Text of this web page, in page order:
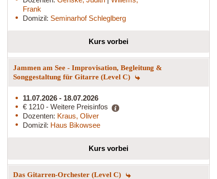
Frank
Domizil: Seminarhof Schleglberg
Kurs vorbei
Jammen am See - Improvisation, Begleitung &
Songgestaltung für Gitarre (Level C)
11.07.2026 - 18.07.2026
€ 1210 - Weitere Preisinfos
Dozenten: Kraus, Oliver
Domizil: Haus Bikowsee
Kurs vorbei
Das Gitarren-Orchester (Level C)